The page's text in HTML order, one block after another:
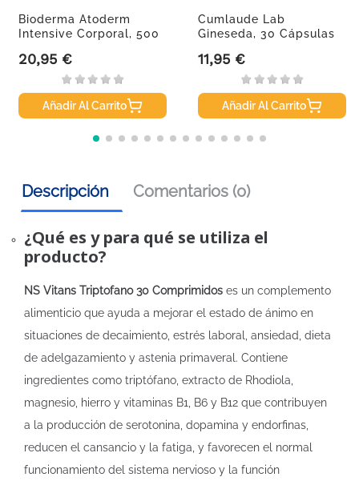
Bioderma Atoderm
Intensive Corporal, 500
Precio
20,95 €
Añadir Al Carrito
Cumlaude Lab
Gineseda, 30 Cápsulas
Precio
11,95 €
Añadir Al Carrito
Descripción Comentarios (0)
¿Qué es y para qué se utiliza el
producto?
NS Vitans Triptofano 30 Comprimidos es un complemento
alimenticio que ayuda a mejorar el estado de ánimo en
situaciones de decaimiento, estrés laboral, ansiedad, dieta
de adelgazamiento y astenia primaveral. Contiene
ingredientes como triptófano, extracto de Rhodiola,
magnesio, hierro y vitaminas B1, B6 y B12 que contribuyen
a la producción de serotonina, dopamina y endorfinas,
reducen el cansancio y la fatiga, y favorecen el normal
funcionamiento del sistema nervioso y la función